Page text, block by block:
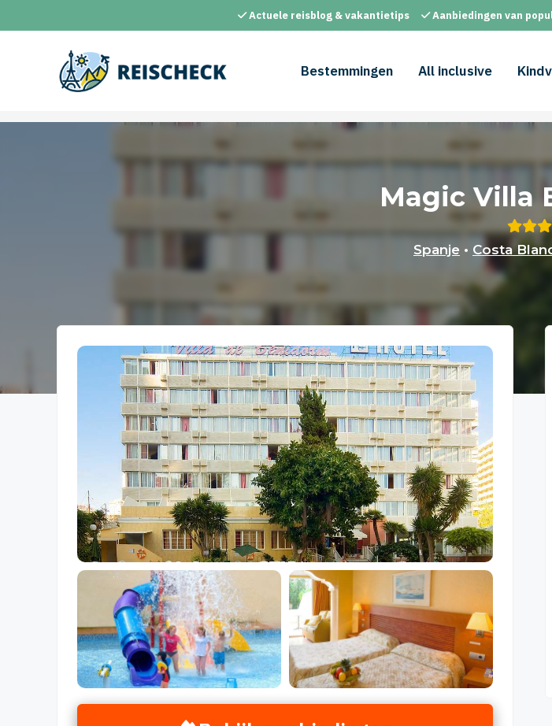
naar
Actuele reisblog & vakantietips Aanbiedingen van
Bestemmingen All inclusive
Magic Villa
Spanje • Costa